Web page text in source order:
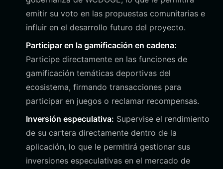
emitir su voto en las propuestas comunitarias e
influir en el desarrollo futuro del proyecto.
Participar en la gamificación en cadena:
Participe directamente en las funciones de
gamificación temáticas deportivas del
ecosistema, firmando transacciones para
participar en juegos o reclamar recompensas.
Inversión especulativa: Supervise el rendimiento
de su cartera directamente dentro de la
aplicación, lo que le permitirá gestionar sus
inversiones especulativas en el mercado de